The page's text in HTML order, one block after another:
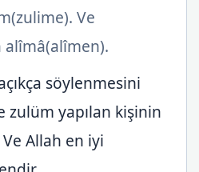
Ve
söylenmesini
zulüm yapılan kişinin
Allah en iyi